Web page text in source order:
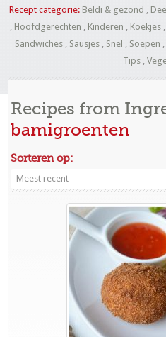
Recept categorie: Beldi & gezond ,
, Hoofdgerechten , Kinderen , Koekjes ,
Sandwiches , Sausjes , Snel , Soepen ,
Tips,
Recipes from
bamigroenten
Sorteren op:
Meest recent